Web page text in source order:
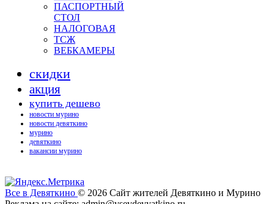
ПАСПОРТНЫЙ
СТОЛ
НАЛОГОВАЯ
ТСЖ
ВЕБКАМЕРЫ
скидки
акция
купить дешево
новости мурино
новости девяткино
мурино
девяткино
вакансии мурино
Все в Девяткино © 2026 Сайт жителей Девяткино и Мурино